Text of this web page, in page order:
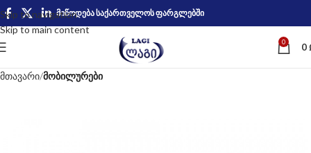
Skip to navigation
Skip to main content
მიწოდება საქართველოს ფარგლებში
0 0
მთავარი მობილურები